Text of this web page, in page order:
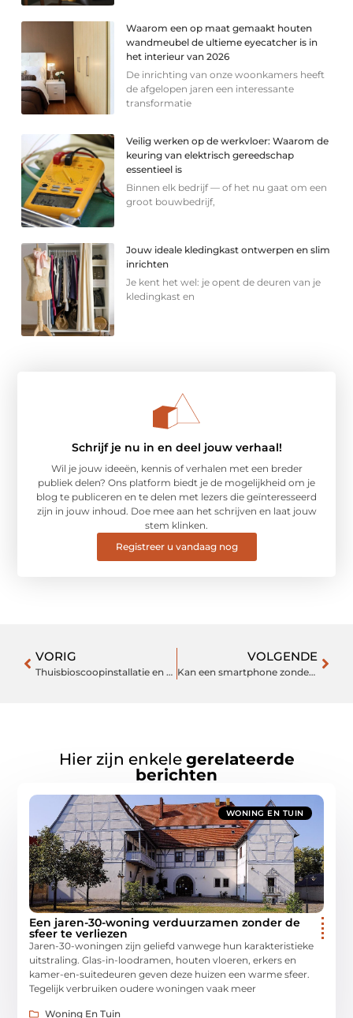
Waarom een op maat gemaakt houten
wandmeubel de ultieme eyecatcher is in
het interieur van 2026
De inrichting van onze woonkamers heeft
de afgelopen jaren een interessante
transformatie
Veilig werken op de werkvloer: Waarom de
keuring van elektrisch gereedschap
essentieel is
Binnen elk bedrijf — of het nu gaat om een
groot bouwbedrijf,
Jouw ideale kledingkast ontwerpen en slim
inrichten
Je kent het wel: je opent de deuren van je
kledingkast en
Schrijf je nu in en deel jouw verhaal!
Wil je jouw ideeën, kennis of verhalen met een breder
publiek delen? Ons platform biedt je de mogelijkheid om je
blog te publiceren en te delen met lezers die geïnteresseerd
zijn in jouw inhoud. Doe mee aan het schrijven en laat jouw
stem klinken.
Registreer u vandaag nog
VORIG
Thuisbioscoopinstallatie en het belang ervan voor elektriciens
VOLGENDE
Kan een smartphone zonder hoesje?
Hier zijn enkele gerelateerde
berichten
WONING EN TUIN
Een jaren-30-woning verduurzamen zonder de
sfeer te verliezen
Jaren-30-woningen zijn geliefd vanwege hun karakteristieke
uitstraling. Glas-in-loodramen, houten vloeren, erkers en
kamer-en-suitedeuren geven deze huizen een warme sfeer.
Tegelijk verbruiken oudere woningen vaak meer
Woning En Tuin